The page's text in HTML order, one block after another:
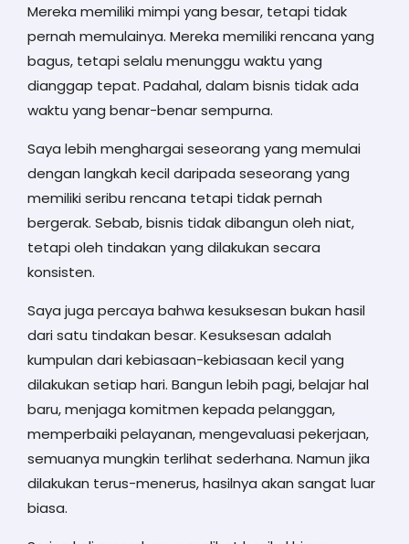
Mereka memiliki mimpi yang besar, tetapi tidak
pernah memulainya. Mereka memiliki rencana yang
bagus, tetapi selalu menunggu waktu yang
dianggap tepat. Padahal, dalam bisnis tidak ada
waktu yang benar-benar sempurna.
Saya lebih menghargai seseorang yang memulai
dengan langkah kecil daripada seseorang yang
memiliki seribu rencana tetapi tidak pernah
bergerak. Sebab, bisnis tidak dibangun oleh niat,
tetapi oleh tindakan yang dilakukan secara
konsisten.
Saya juga percaya bahwa kesuksesan bukan hasil
dari satu tindakan besar. Kesuksesan adalah
kumpulan dari kebiasaan-kebiasaan kecil yang
dilakukan setiap hari. Bangun lebih pagi, belajar hal
baru, menjaga komitmen kepada pelanggan,
memperbaiki pelayanan, mengevaluasi pekerjaan,
semuanya mungkin terlihat sederhana. Namun jika
dilakukan terus-menerus, hasilnya akan sangat luar
biasa.